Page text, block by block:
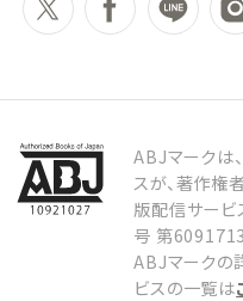
ABJマークは
スが、著作権
版配信サー
号 第6091713
ABJマークの
ビスの一覧は